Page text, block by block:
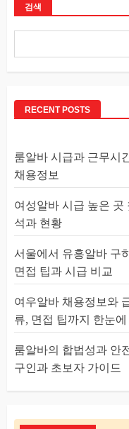
검색
RECENT POSTS
룸알바 시급과 근무시
채용정보
여성알바 시급 높은
석과 현황
서울에서 유흥알바 구
면접 팁과 시급 비교
여우알바 채용정보와
류, 면접 팁까지 한눈에
룸알바의 합법성과 안
구인과 초보자 가이드